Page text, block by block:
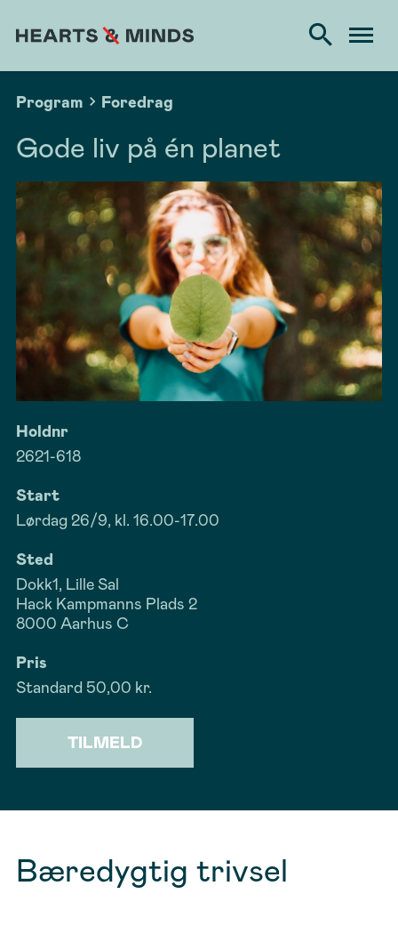
Program Foredrag
Gode liv på én planet
Holdnr
2621-618
Start
Lørdag 26/9, kl. 16.00-17.00
Sted
Dokk1, Lille Sal
Hack Kampmanns Plads 2
8000 Aarhus C
Pris
Standard 50,00 kr.
TILMELD
Bæredygtig trivsel